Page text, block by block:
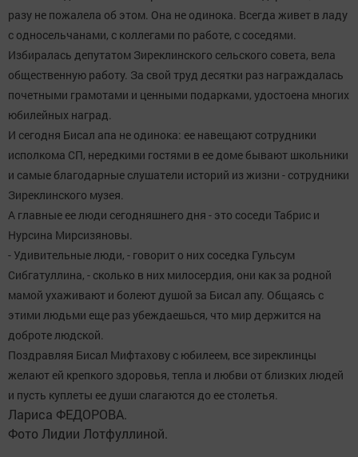
разу не пожалела об этом. Она не одинока. Всегда живет в ладу
с односельчанами, с коллегами по работе, с соседями.
Избиралась депутатом Зиреклинского сельского совета, вела
общественную работу. За свой труд десятки раз награждалась
почетными грамотами и ценными подарками, удостоена многих
юбилейных наград.
И сегодня Бисал апа не одинока: ее навещают сотрудники
исполкома СП, нередкими гостями в ее доме бывают школьники
и самые благодарные слушатели историй из жизни - сотрудники
Зиреклинского музея.
А главные ее люди сегодняшнего дня - это соседи Табрис и
Нурсина Мирсизяновы.
- Удивительные люди, - говорит о них соседка Гульсум
Сибгатуллина, - сколько в них милосердия, они как за родной
мамой ухаживают и болеют душой за Бисал апу. Общаясь с
этими людьми еще раз убеждаешься, что мир держится на
доброте людской.
Поздравляя Бисал Мифтахову с юбилеем, все зиреклинцы
желают ей крепкого здоровья, тепла и любви от близких людей
и пусть куплеты ее души слагаются до ее столетья.
Лариса ФЕДОРОВА.
Фото Лидии Лотфуллиной.